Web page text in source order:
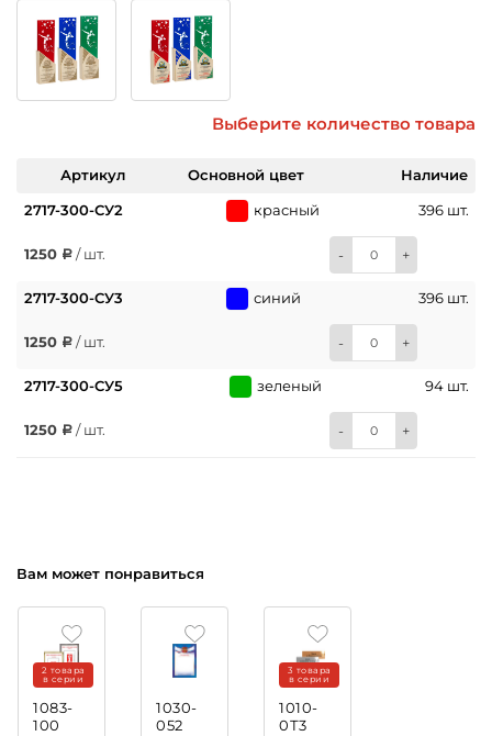
Выберите количество товара
Артикул Основной цвет Наличие
2717-300-СУ2 красный 396 шт.
1250 / шт. - +
2717-300-СУ3 синий 396 шт.
1250 / шт. - +
2717-300-СУ5 зеленый 94 шт.
1250 / шт. - +
Вам может понравиться
1083-
100
2 товара
в серии
1030-
052
1010-
0Т3
3 товара
в серии